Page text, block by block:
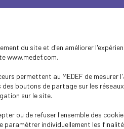
du site et d'en améliorer
www.medef.com.
permettent au MEDEF de
boutons de partage sur les
sur le site.
ou de refuser l'ensemble des
paramétrer individuellement les